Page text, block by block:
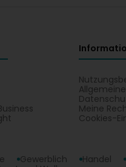
Meine
Cookies-
Gewerblich Handel